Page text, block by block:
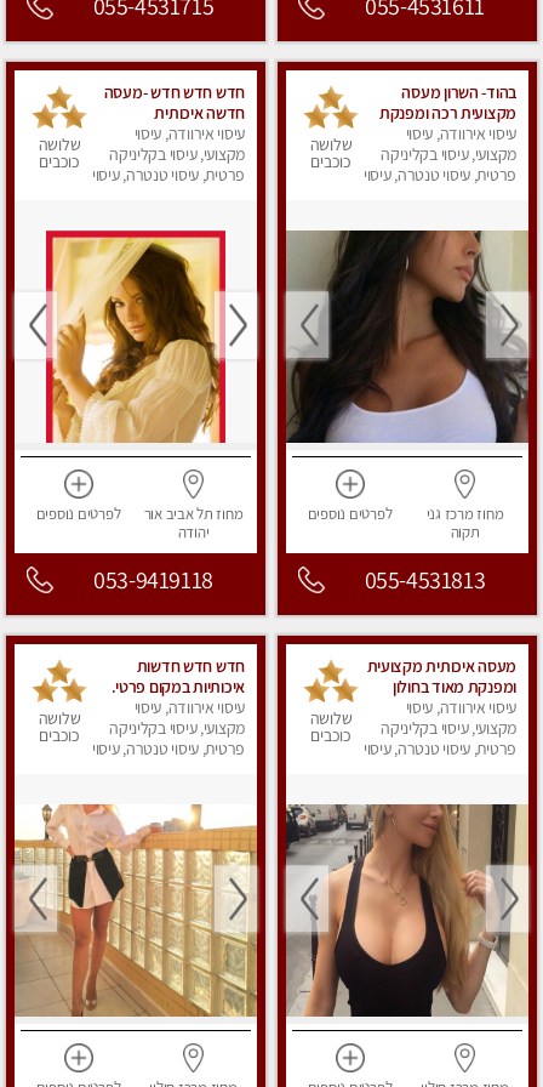
055-4531611
055-4531715
בהוד- השרון מעסה
מקצועית רכה ומפנקת
עיסוי אירוודה, עיסוי
מקצועי, עיסוי בקליניקה
פרטית, עיסוי טנטרה, עיסוי
שלושה
כוכבים
מחוז מרכז גני
תקוה
לפרטים נוספים
055-4531813
חדש חדש חדש -מעסה
חדשה איכותית
ומקצועית מומלץ מאוד
מאוד !
עיסוי אירוודה, עיסוי
מקצועי, עיסוי בקליניקה
פרטית, עיסוי טנטרה, עיסוי
שלושה
כוכבים
מחוז תל אביבאור
יהודה
לפרטים נוספים
053-9419118
מעסה איכותית מקצועית
ומפנקת מאוד בחולון
עיסוי אירוודה, עיסוי
מקצועי, עיסוי בקליניקה
פרטית, עיסוי טנטרה, עיסוי
שלושה
כוכבים
חדש חדש חדשות
איכותיות במקום פרטי.
עיסוי אירוודה, עיסוי
מקצועי, עיסוי בקליניקה
פרטית, עיסוי טנטרה, עיסוי
שלושה
כוכבים